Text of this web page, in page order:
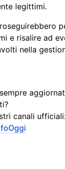
legittimi.
e risalire ad
nella
canali